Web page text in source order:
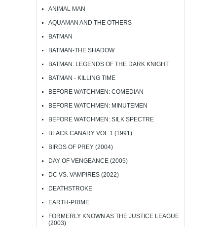
ANIMAL MAN
AQUAMAN AND THE OTHERS
BATMAN
BATMAN-THE SHADOW
BATMAN: LEGENDS OF THE DARK KNIGHT
BATMAN - KILLING TIME
BEFORE WATCHMEN: COMEDIAN
BEFORE WATCHMEN: MINUTEMEN
BEFORE WATCHMEN: SILK SPECTRE
BLACK CANARY VOL 1 (1991)
BIRDS OF PREY (2004)
DAY OF VENGEANCE (2005)
DC VS. VAMPIRES (2022)
DEATHSTROKE
EARTH-PRIME
FORMERLY KNOWN AS THE JUSTICE LEAGUE
(2003)